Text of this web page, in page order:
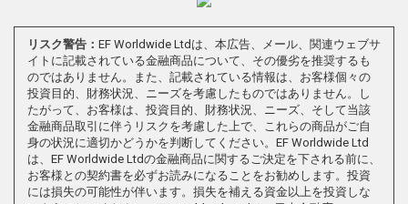
リスク警告： EF Worldwide Ltdは、本広告、メール、関連ウェブサ
イトに記載されている金融商品について、その優劣を推奨するも
のではありません。また、記載されている情報は、お客様個々の
投資目的、財務状況、ニーズを考慮したものではありません。し
たがって、お客様は、投資目的、財務状況、ニーズ、そして当該
金融商品取引に伴うリスクを考慮した上で、これらの商品がご自
身の状況に適切かどうかを判断してください。EF Worldwide Ltd
は、EF Worldwide Ltdの金融商品に関するご決定を下される前に、
お客様との契約書を必ずお読みになることをお勧めします。投資
には損失の可能性が伴います。損失を補える資金以上を投資しな